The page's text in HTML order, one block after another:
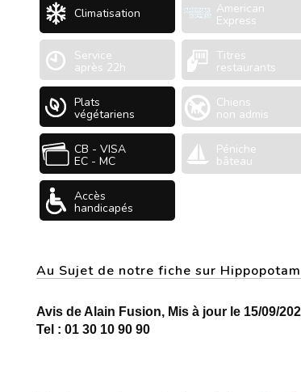
Climatisation American
Express
Service
après 22h
Titres
restaurants
Plats
végétariens
Chiens
non admis
CB - VISA
EC - MC
Péniche
bâteau
Accès
handicapés
Au Sujet de notre fiche sur
Avis de Alain Fusion, Mis à jour le 15/09/
Tel : 01 30 10 90 90